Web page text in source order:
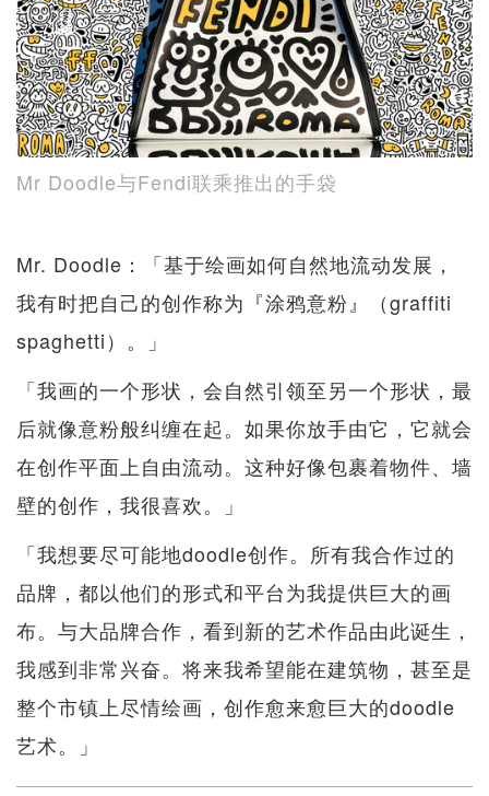
Mr Doodle与Fendi联乘推出的手袋
Mr. Doodle：「基于绘画如何自然地流动发展，
我有时把自己的创作称为『涂鸦意粉』（graffiti
spaghetti）。」
「我画的一个形状，会自然引领至另一个形状，最
后就像意粉般纠缠在起。如果你放手由它，它就会
在创作平面上自由流动。这种好像包裹着物件、墙
壁的创作，我很喜欢。」
「我想要尽可能地doodle创作。所有我合作过的
品牌，都以他们的形式和平台为我提供巨大的画
布。与大品牌合作，看到新的艺术作品由此诞生，
我感到非常兴奋。将来我希望能在建筑物，甚至是
整个市镇上尽情绘画，创作愈来愈巨大的doodle
艺术。」